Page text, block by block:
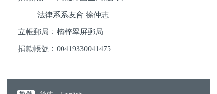
法律系系友會 徐仲志
立帳郵局：楠梓翠屏郵局
捐款帳號：00419330041475